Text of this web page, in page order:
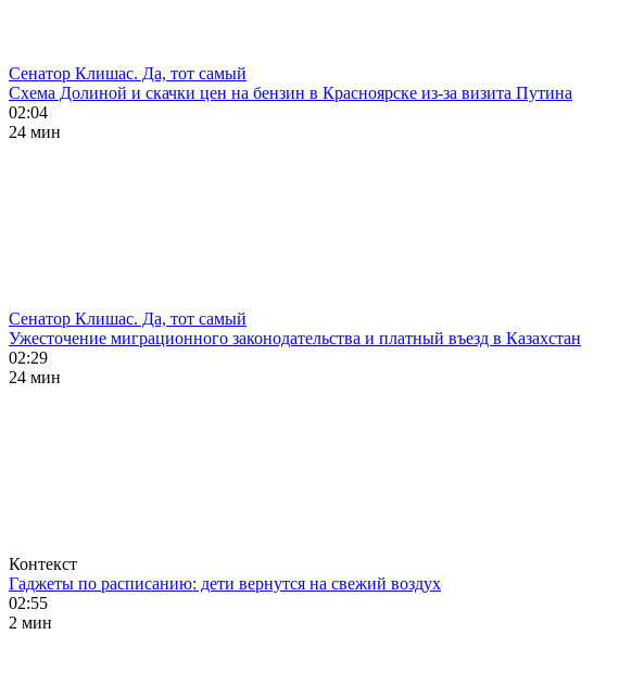
Сенатор Клишас. Да, тот самый
Схема Долиной и скачки цен на бензин в Красноярске из-за визита Путина
02:04
24 мин
Сенатор Клишас. Да, тот самый
Ужесточение миграционного законодательства и платный въезд в Казахстан
02:29
24 мин
Контекст
Гаджеты по расписанию: дети вернутся на свежий воздух
02:55
2 мин